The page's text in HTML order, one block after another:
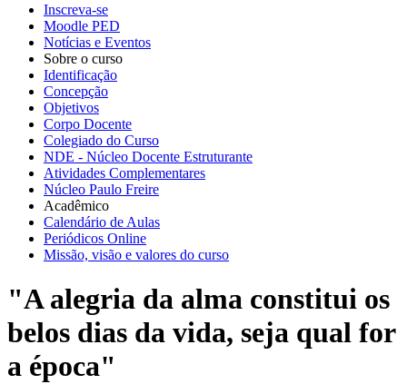
Inscreva-se
Moodle PED
Notícias e Eventos
Sobre o curso
Identificação
Concepção
Objetivos
Corpo Docente
Colegiado do Curso
NDE - Núcleo Docente Estruturante
Atividades Complementares
Núcleo Paulo Freire
Acadêmico
Calendário de Aulas
Periódicos Online
Missão, visão e valores do curso
"A alegria da alma constitui os
belos dias da vida, seja qual for
a época"